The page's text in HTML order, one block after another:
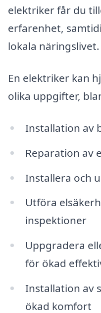
elektriker får du
erfarenhet,
lokala näringslivet.
En elektriker kan
olika uppgifter,
Installation av
Reparation av
Installera och
Utföra
inspektioner
Uppgradera
för ökad
Installation av
ökad komfort